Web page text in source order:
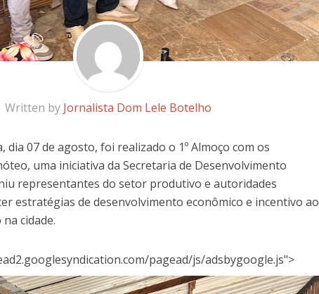
Written by Jornalista Dom Lele Botelho
07 de agosto, foi realizado o 1º Almoço com os
uma iniciativa da Secretaria de Desenvolvimento
representantes do setor produtivo e autoridades
estratégias de desenvolvimento econômico e incentivo ao
cidade.
pagead/js/adsbygoogle.js">